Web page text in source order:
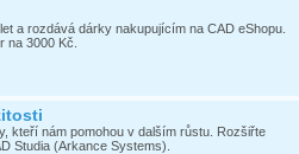
a rozdává dárky nakupujícím na CAD eShopu.
na 3000 Kč.
kteří nám pomohou v dalším růstu. Rozšiřte
Studia (Arkance Systems).